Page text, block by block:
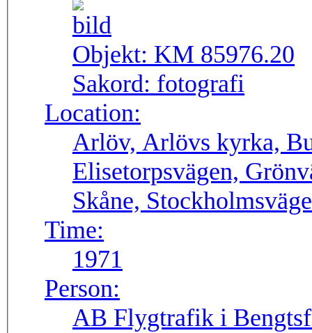
Objekt: KM 85976.20
Sakord: fotografi
Location:
Arlöv, Arlövs kyrka,
Elisetorpsvägen,
Skåne,
Time:
1971
Person:
AB Flygtrafik i